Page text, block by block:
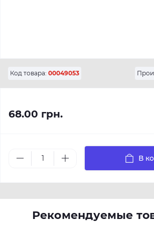
Код товара: 00049053
68.00 грн.
В
Рекомендуемые